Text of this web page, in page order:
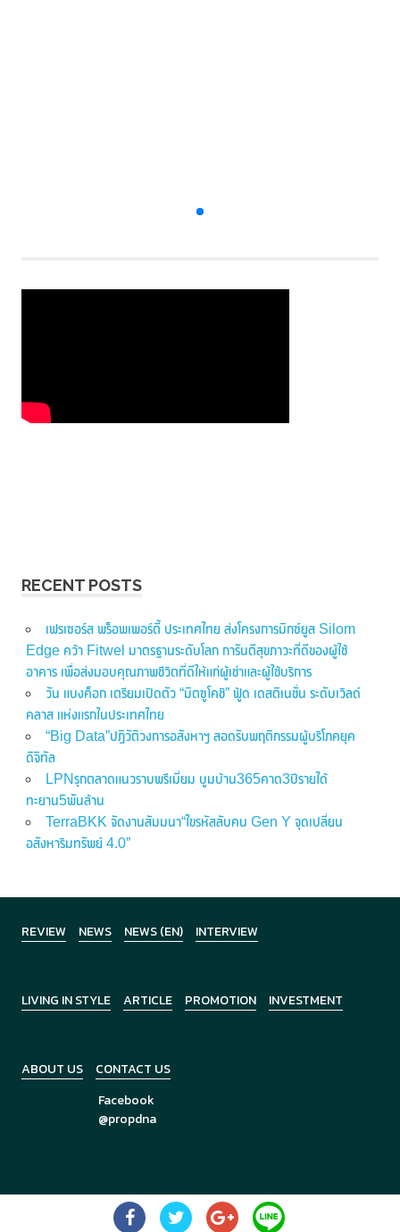
RECENT POSTS
เฟรเซอร์ส พร็อพเพอร์ตี้ ประเทศไทย ส่งโครงการมิกซ์ยูส Silom
Edge คว้า Fitwel มาตรฐานระดับโลก การันตีสุขภาวะที่ดีของผู้ใช้
อาคาร เพื่อส่งมอบคุณภาพชีวิตที่ดีให้แก่ผู้เช่าและผู้ใช้บริการ
วัน แบงค็อก เตรียมเปิดตัว “มิตซูโคชิ” ฟู้ด เดสติเนชั่น ระดับเวิลด์
คลาส แห่งแรกในประเทศไทย
“Big Data”ปฏิวัติวงการอสังหาฯ สอดรับพฤติกรรมผู้บริโภคยุค
ดิจิทัล
LPNรุกตลาดแนวราบพรีเมี่ยม บูมบ้าน365คาด3ปีรายได้
ทะยาน5พันล้าน
TerraBKK จัดงานสัมมนา“ไขรหัสลับคน Gen Y จุดเปลี่ยน
อสังหาริมทรัพย์ 4.0”
REVIEW NEWS NEWS (EN) INTERVIEW
LIVING IN STYLE ARTICLE PROMOTION INVESTMENT
ABOUT US
CONTACT US
Facebook
@propdna
Copyright © 2026PropDNAAll Rights Reserved.